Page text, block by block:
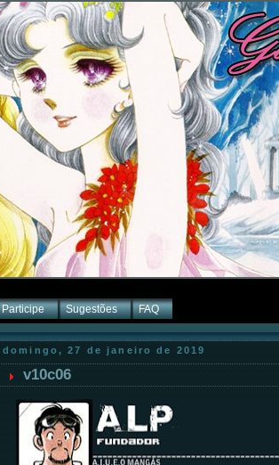
Participe Sugestões FAQ
domingo, 27 de janeiro de 2019
v10c06